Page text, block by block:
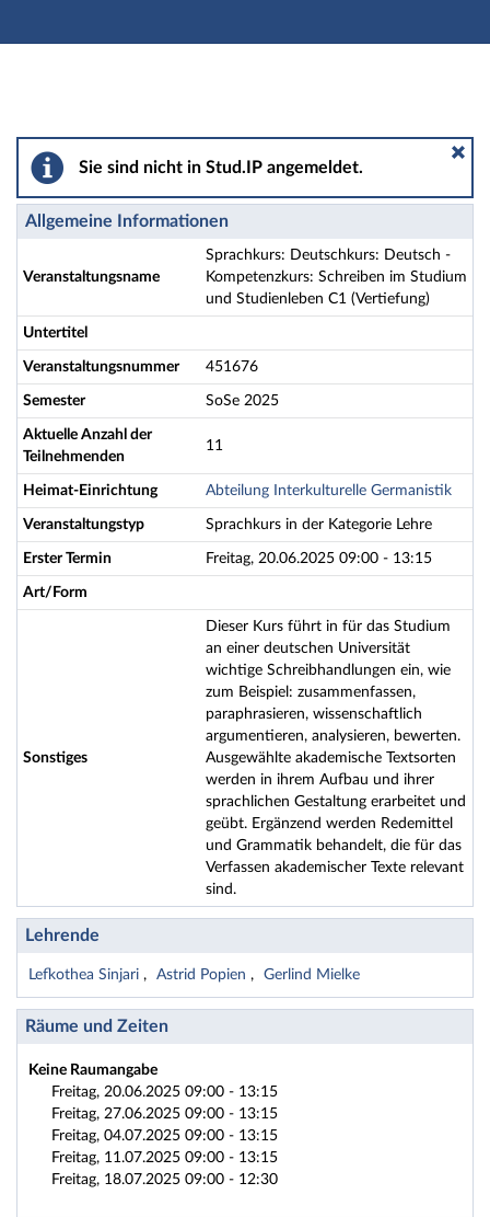
Hauptnavigation
Sprachkurs: Deutschkurs: Deutsch -
Sie sind nicht in Stud.IP angemeldet.
Allgemeine Informationen
Veranstaltungsname
Sprachkurs: Deutschkurs: Deutsch -
Kompetenzkurs: Schreiben im Studium
und Studienleben C1 (Vertiefung)
Untertitel
Veranstaltungsnummer 451676
Semester SoSe 2025
Aktuelle Anzahl der
Teilnehmenden
11
Heimat-Einrichtung Abteilung Interkulturelle Germanistik
Veranstaltungstyp Sprachkurs in der Kategorie Lehre
Erster Termin Freitag, 20.06.2025 09:00 - 13:15
Art/Form
Sonstiges
Dieser Kurs führt in für das Studium
an einer deutschen Universität
wichtige Schreibhandlungen ein, wie
zum Beispiel: zusammenfassen,
paraphrasieren, wissenschaftlich
argumentieren, analysieren, bewerten.
Ausgewählte akademische Textsorten
werden in ihrem Aufbau und ihrer
sprachlichen Gestaltung erarbeitet und
geübt. Ergänzend werden Redemittel
und Grammatik behandelt, die für das
Verfassen akademischer Texte relevant
sind.
Lehrende
Lefkothea Sinjari Astrid Popien Gerlind Mielke
Räume und Zeiten
Keine Raumangabe
Freitag, 20.06.2025 09:00 - 13:15
Freitag, 27.06.2025 09:00 - 13:15
Freitag, 04.07.2025 09:00 - 13:15
Freitag, 11.07.2025 09:00 - 13:15
Freitag, 18.07.2025 09:00 - 12:30